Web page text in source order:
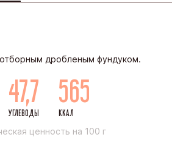
дробленым фундуком.
47,7
УГЛЕВОДЫ
565
ККАЛ
ценность на 100 г